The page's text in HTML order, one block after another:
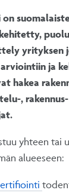
yrityksen
ja
hakea
,
yhteen tai
alueeseen: